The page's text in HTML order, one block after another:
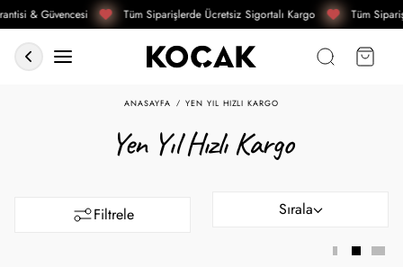
& Güvencesi Tüm Siparişlerde Ücretsiz Sigortalı Kargo Tüm
ANASAYFA YEN YIL HIZLI KARGO
Yen Yıl Hızlı Kargo
Filtrele Sırala